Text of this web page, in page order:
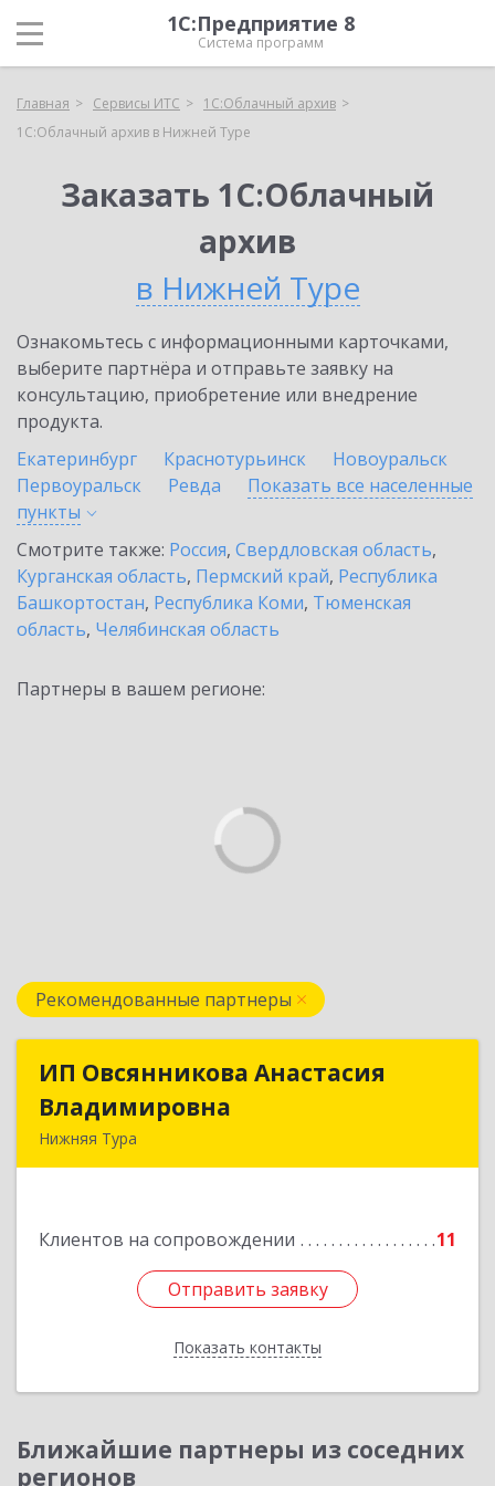
1С:Предприятие 8
Система программ
Главная Сервисы ИТС
1С:Облачный архив
1С:Облачный архив в Нижней Туре
Заказать 1С:Облачный
архив
в Нижней Туре
Ознакомьтесь с информационными карточками,
выберите партнёра и отправьте заявку на
консультацию, приобретение или внедрение
продукта.
Екатеринбург
Краснотурьинск
Новоуральск
Первоуральск
Ревда
Показать все населенные
пункты
Смотрите также: Россия, Свердловская область,
Курганская область, Пермский край, Республика
Башкортостан, Республика Коми, Тюменская
область, Челябинская область
Партнеры в вашем регионе:
Рекомендованные партнеры
ИП Овсянникова Анастасия
Владимировна
Нижняя Тура
Клиентов на сопровождении 11
Отправить заявку
Показать контакты
ИП Овсянникова Анастасия
Подробнее
Отправить заявку
Назад
Ближайшие партнеры из соседних
регионов